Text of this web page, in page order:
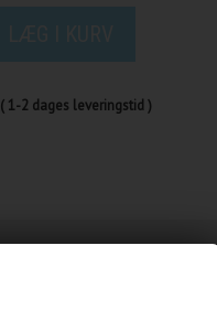
( 1-2 dages leveringstid )